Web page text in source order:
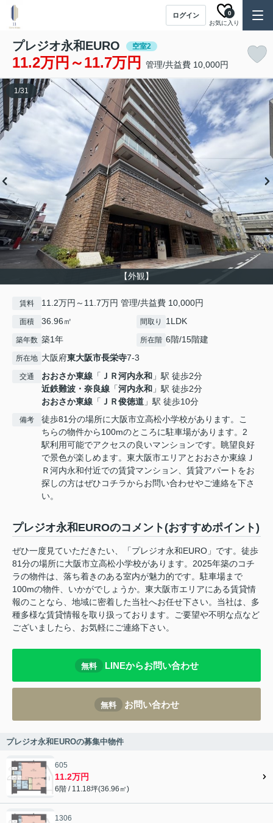
ログイン
お気に入り
0
プレジオ永和EURO 空室2
11.2万円～11.7万円 管理/共益費 10,000円
【外観】
1/31
賃料 11.2万円～11.7万円 管理/共益費 10,000円
面積 36.96㎡ 間取り 1LDK
築年数 築1年 所在階 6階/15階建
所在地 大阪府東大阪市長栄寺7-3
交通 おおさか東線 「 ＪＲ河内永和 」駅 徒歩2分
近鉄難波・奈良線 「河内永和 」駅 徒歩2分
おおさか東線 「 ＪＲ俊徳道 」駅 徒歩10分
備考
徒歩81分の場所に大阪市立高松小学校があります。こ
ちらの物件から100mのところに駐車場があります。2
駅利用可能でアクセスの良いマンションです。眺望良好
で景色が楽しめます。東大阪市エリアとおおさか東線Ｊ
Ｒ河内永和付近での賃貸マンション、賃貸アパートをお
探しの方はぜひコチラからお問い合わせやご連絡を下さ
い。
プレジオ永和EUROのコメント(おすすめポイント)
ぜひ一度見ていただきたい、「プレジオ永和EURO」です。徒歩
81分の場所に大阪市立高松小学校があります。2025年築のコチ
ラの物件は、落ち着きのある室内が魅力的です。駐車場まで
100mの物件、いかがでしょうか。東大阪市エリアにある賃貸情
報のことなら、地域に密着した当社へお任せ下さい。当社は、多
種多様な賃貸情報を取り扱っております。ご要望や不明な点など
ございましたら、お気軽にご連絡下さい。
無料 LINEからお問い合わせ
無料 お問い合わせ
プレジオ永和EUROの募集中物件
605
11.2万円
6階 / 11.18坪(36.96㎡)
1306